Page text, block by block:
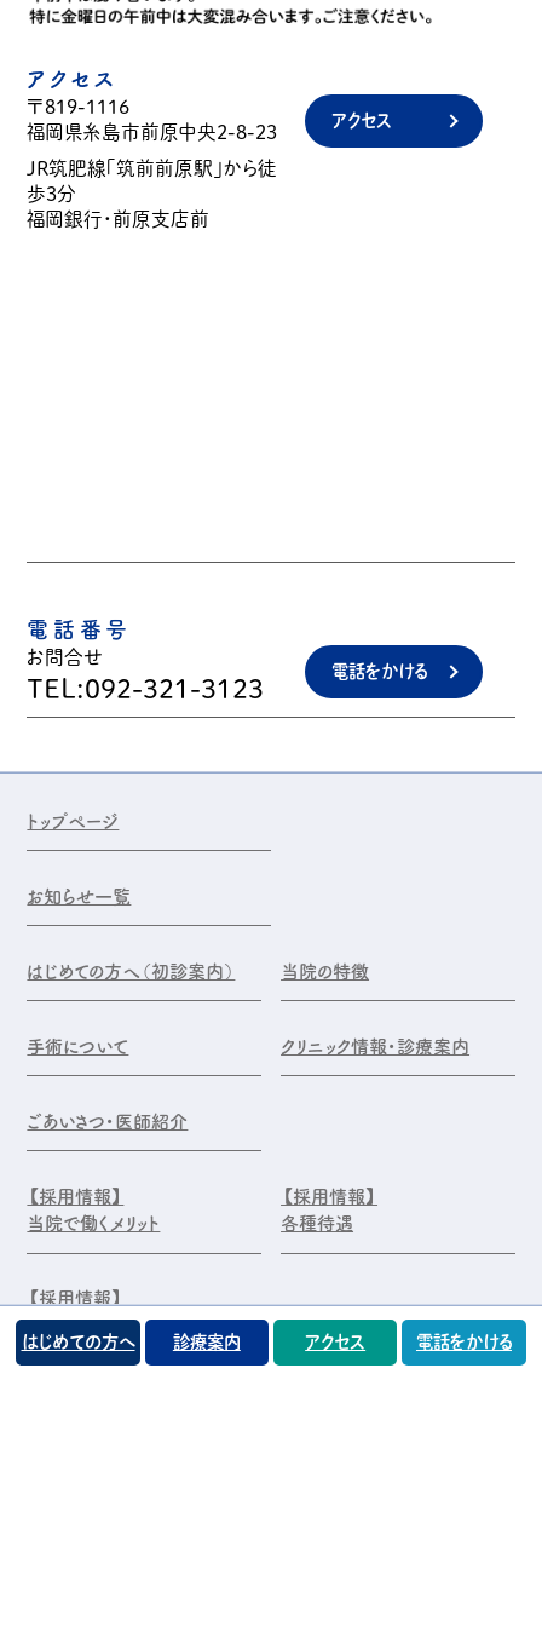
アクセス
〒819-1116
福岡県糸島市前原中央2-8-23
JR筑肥線「筑前前原駅」から徒
歩3分
福岡銀行・前原支店前
アクセス
電話番号
お問合せ
TEL:092-321-3123
電話をかける
トップページ
お知らせ一覧
はじめての方へ（初診案内） 当院の特徴
手術について クリニック情報・診療案内
ごあいさつ・医師紹介
【採用情報】
当院で働くメリット
【採用情報】
各種待遇
【採用情報】
エントリー・お問合せ
はじめての方へ 診療案内 アクセス 電話をかける